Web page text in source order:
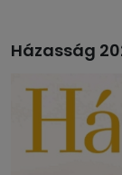
Házasság